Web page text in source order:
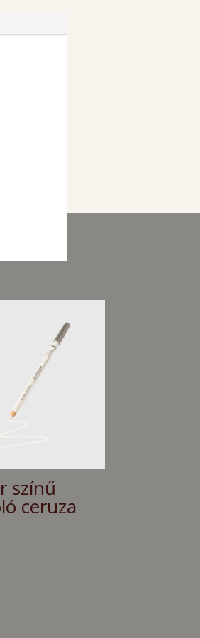
színű
ceruza